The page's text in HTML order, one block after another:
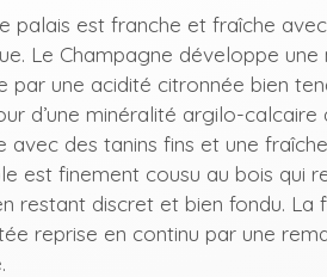
palais est franche et fraîche
Le Champagne développe
par une acidité citronnée bien
d’une minéralité argilo-
avec des tanins fins et une
est finement cousu au bois qui
restant discret et bien fondu. La
reprise en continu par une